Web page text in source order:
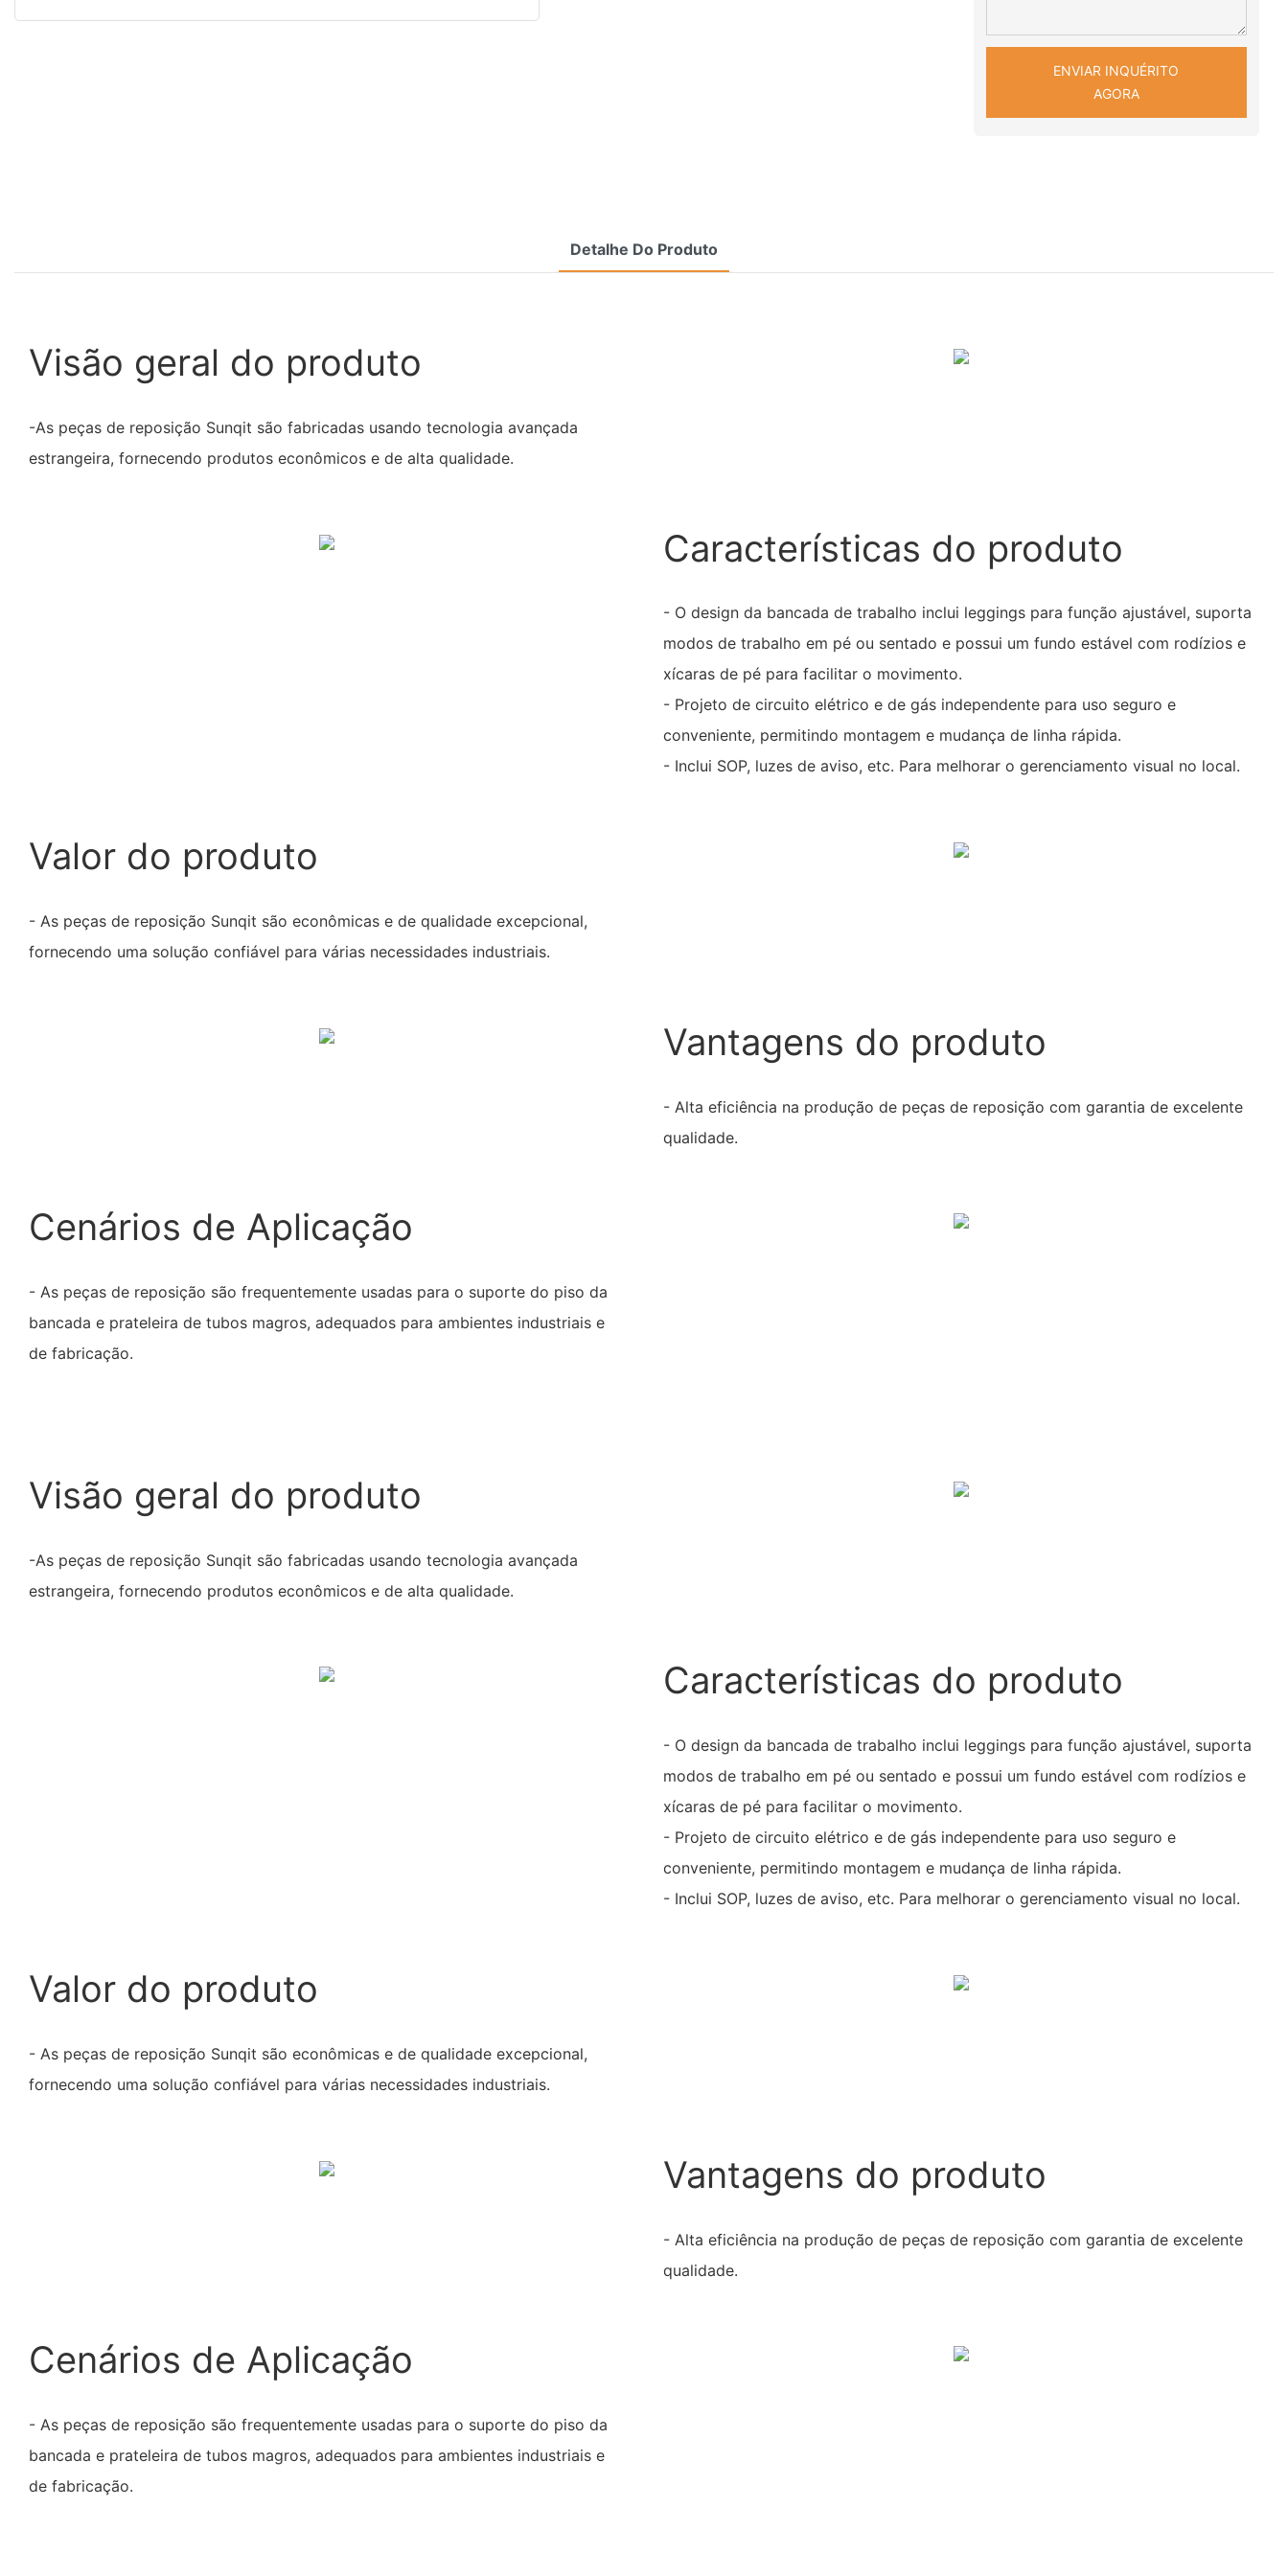
ENVIAR INQUÉRITO
AGORA
Detalhe Do Produto
Visão geral do produto
-As peças de reposição Sunqit são fabricadas usando tecnologia avançada
estrangeira, fornecendo produtos econômicos e de alta qualidade.
Características do produto
- O design da bancada de trabalho inclui leggings para função ajustável, suporta
modos de trabalho em pé ou sentado e possui um fundo estável com rodízios e
xícaras de pé para facilitar o movimento.
- Projeto de circuito elétrico e de gás independente para uso seguro e
conveniente, permitindo montagem e mudança de linha rápida.
- Inclui SOP, luzes de aviso, etc. Para melhorar o gerenciamento visual no local.
Valor do produto
- As peças de reposição Sunqit são econômicas e de qualidade excepcional,
fornecendo uma solução confiável para várias necessidades industriais.
Vantagens do produto
- Alta eficiência na produção de peças de reposição com garantia de excelente
qualidade.
Cenários de Aplicação
- As peças de reposição são frequentemente usadas para o suporte do piso da
bancada e prateleira de tubos magros, adequados para ambientes industriais e
de fabricação.
Visão geral do produto
-As peças de reposição Sunqit são fabricadas usando tecnologia avançada
estrangeira, fornecendo produtos econômicos e de alta qualidade.
Características do produto
- O design da bancada de trabalho inclui leggings para função ajustável, suporta
modos de trabalho em pé ou sentado e possui um fundo estável com rodízios e
xícaras de pé para facilitar o movimento.
- Projeto de circuito elétrico e de gás independente para uso seguro e
conveniente, permitindo montagem e mudança de linha rápida.
- Inclui SOP, luzes de aviso, etc. Para melhorar o gerenciamento visual no local.
Valor do produto
- As peças de reposição Sunqit são econômicas e de qualidade excepcional,
fornecendo uma solução confiável para várias necessidades industriais.
Vantagens do produto
- Alta eficiência na produção de peças de reposição com garantia de excelente
qualidade.
Cenários de Aplicação
- As peças de reposição são frequentemente usadas para o suporte do piso da
bancada e prateleira de tubos magros, adequados para ambientes industriais e
de fabricação.